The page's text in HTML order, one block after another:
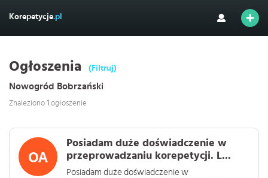
Korepetycje.pl
Ogłoszenia (Filtruj)
Nowogród Bobrzański
Znaleziono 1 ogłoszenie
Posiadam duże doświadczenie w
przeprowadzaniu korepetycji. L...
Posiadam duże doświadczenie w